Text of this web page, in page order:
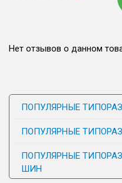
Нет отзывов о данном
ПОПУЛЯРНЫЕ
ПОПУЛЯРНЫЕ
ПОПУЛЯРНЫЕ
ШИН